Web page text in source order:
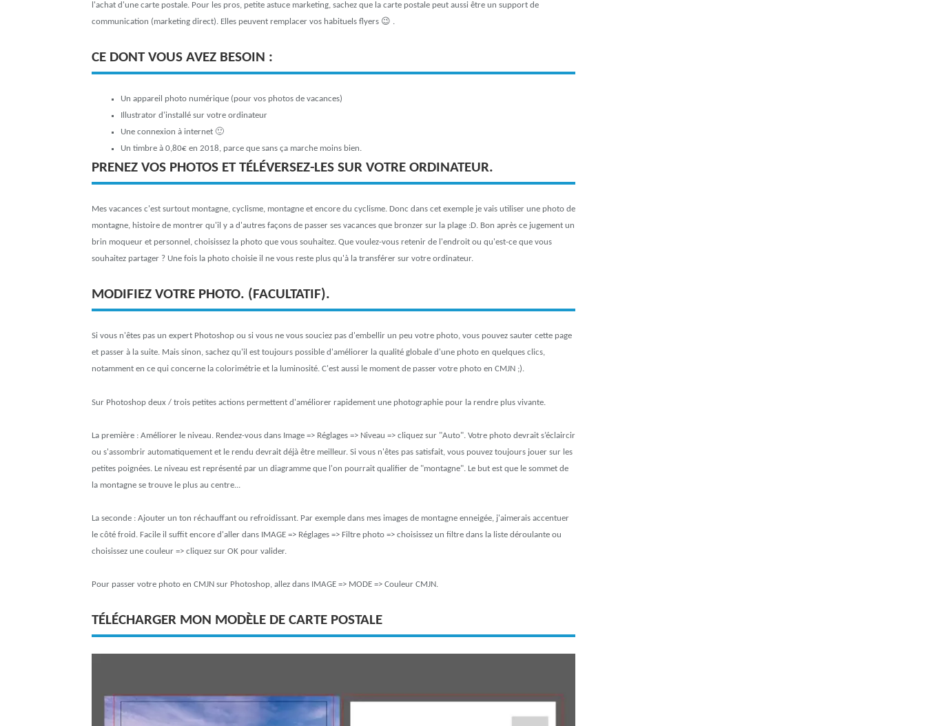
l'achat d'une carte postale. Pour les pros, petite astuce marketing, sachez que la carte postale peut aussi être un support de
communication (marketing direct). Elles peuvent remplacer vos habituels flyers 😉 .
CE DONT VOUS AVEZ BESOIN :
Un appareil photo numérique (pour vos photos de vacances)
Illustrator d'installé sur votre ordinateur
Une connexion à internet 🙂
Un timbre à 0,80€ en 2018, parce que sans ça marche moins bien.
PRENEZ VOS PHOTOS ET TÉLÉVERSEZ-LES SUR VOTRE ORDINATEUR.
Mes vacances c'est surtout montagne, cyclisme, montagne et encore du cyclisme. Donc dans cet exemple je vais utiliser une photo de
montagne, histoire de montrer qu'il y a d'autres façons de passer ses vacances que bronzer sur la plage :D. Bon après ce jugement un
brin moqueur et personnel, choisissez la photo que vous souhaitez. Que voulez-vous retenir de l'endroit ou qu'est-ce que vous
souhaitez partager ? Une fois la photo choisie il ne vous reste plus qu'à la transférer sur votre ordinateur.
MODIFIEZ VOTRE PHOTO. (FACULTATIF).
Si vous n'êtes pas un expert Photoshop ou si vous ne vous souciez pas d'embellir un peu votre photo, vous pouvez sauter cette page
et passer à la suite. Mais sinon, sachez qu'il est toujours possible d'améliorer la qualité globale d'une photo en quelques clics,
notamment en ce qui concerne la colorimétrie et la luminosité. C'est aussi le moment de passer votre photo en CMJN ;).
Sur Photoshop deux / trois petites actions permettent d'améliorer rapidement une photographie pour la rendre plus vivante.
La première : Améliorer le niveau. Rendez-vous dans Image => Réglages => Niveau => cliquez sur "Auto". Votre photo devrait s’éclaircir
ou s'assombrir automatiquement et le rendu devrait déjà être meilleur. Si vous n'êtes pas satisfait, vous pouvez toujours jouer sur les
petites poignées. Le niveau est représenté par un diagramme que l'on pourrait qualifier de "montagne". Le but est que le sommet de
la montagne se trouve le plus au centre...
La seconde : Ajouter un ton réchauffant ou refroidissant. Par exemple dans mes images de montagne enneigée, j'aimerais accentuer
le côté froid. Facile il suffit encore d'aller dans IMAGE => Réglages => Filtre photo => choisissez un filtre dans la liste déroulante ou
choisissez une couleur => cliquez sur OK pour valider.
Pour passer votre photo en CMJN sur Photoshop, allez dans IMAGE => MODE => Couleur CMJN.
TÉLÉCHARGER MON MODÈLE DE CARTE POSTALE